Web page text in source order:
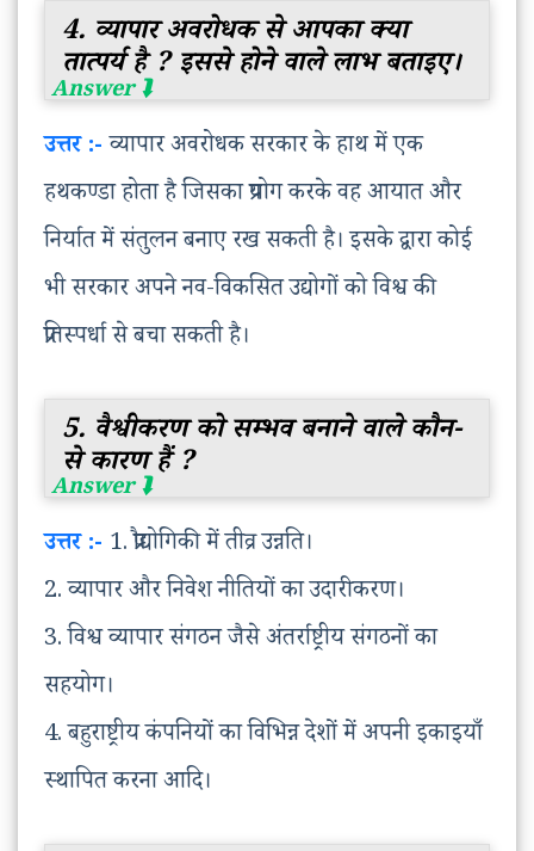
4. व्यापार अवरोधक से आपका क्या
तात्पर्य है ? इससे होने वाले लाभ बताइए।
उत्तर :-व्यापार अवरोधक सरकार के हाथ में एक
हथकण्डा होता है जिसका प्रयोग करके वह आयात और
निर्यात में संतुलन बनाए रख सकती है। इसके द्वारा कोई
भी सरकार अपने नव-विकसित उद्योगों को विश्व की
प्रतिस्पर्धा से बचा सकती है।
5. वैश्वीकरण को सम्भव बनाने वाले कौन-
से कारण हैं ?
उत्तर :- 1. प्रौद्योगिकी में तीव्र उन्नति।
2. व्यापार और निवेश नीतियों का उदारीकरण।
3. विश्व व्यापार संगठन जैसे अंतर्राष्ट्रीय संगठनों का
सहयोग।
4. बहुराष्ट्रीय कंपनियों का विभिन्न देशों में अपनी इकाइयाँ
स्थापित करना आदि।